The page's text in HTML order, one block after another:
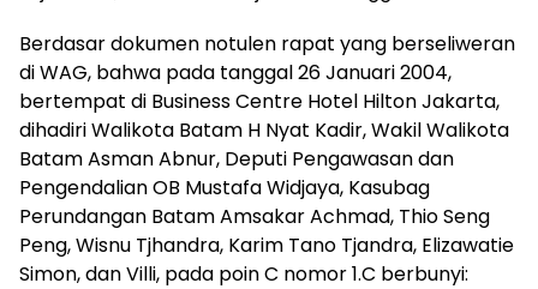
Berdasar dokumen notulen rapat yang berseliweran
di WAG, bahwa pada tanggal 26 Januari 2004,
bertempat di Business Centre Hotel Hilton Jakarta,
dihadiri Walikota Batam H Nyat Kadir, Wakil Walikota
Batam Asman Abnur, Deputi Pengawasan dan
Pengendalian OB Mustafa Widjaya, Kasubag
Perundangan Batam Amsakar Achmad, Thio Seng
Peng, Wisnu Tjhandra, Karim Tano Tjandra, Elizawatie
Simon, dan Villi, pada poin C nomor 1.C berbunyi: